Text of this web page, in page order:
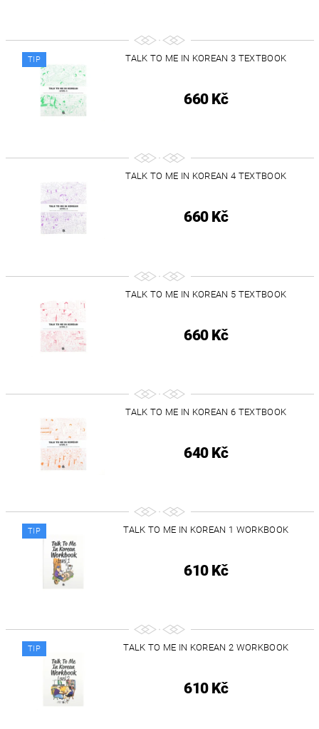
TIP TALK TO ME IN KOREAN 3 TEXTBOOK
660 Kč
TALK TO ME IN KOREAN 4 TEXTBOOK
660 Kč
TALK TO ME IN KOREAN 5 TEXTBOOK
660 Kč
TALK TO ME IN KOREAN 6 TEXTBOOK
640 Kč
TIP TALK TO ME IN KOREAN 1 WORKBOOK
610 Kč
TIP TALK TO ME IN KOREAN 2 WORKBOOK
610 Kč